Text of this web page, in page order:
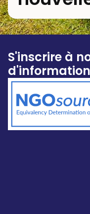
S'inscrire à
d'information